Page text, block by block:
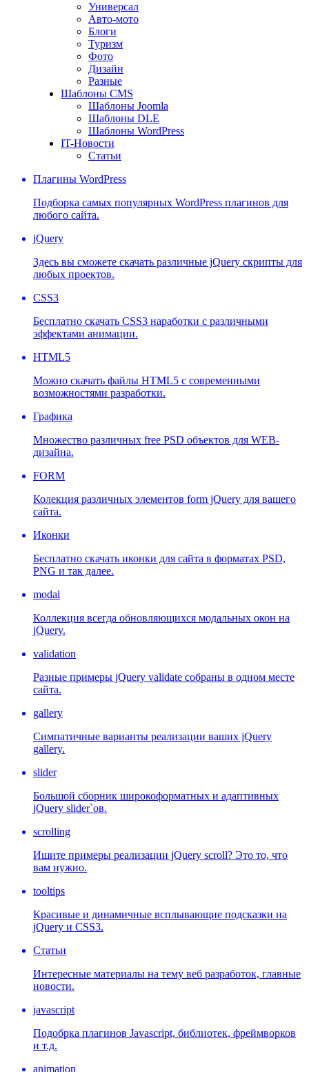
Универсал
Авто-мото
Блоги
Туризм
Фото
Дизайн
Разные
Шаблоны CMS
Шаблоны Joomla
Шаблоны DLE
Шаблоны WordPress
IT-Новости
Статьи
Плагины WordPress
Подборка самых популярных WordPress плагинов для
любого сайта.
jQuery
Здесь вы сможете скачать различные jQuery скрипты для
любых проектов.
CSS3
Бесплатно скачать CSS3 наработки с различными
эффектами анимации.
HTML5
Можно скачать файлы HTML5 с современными
возможностями разработки.
Графика
Множество различных free PSD объектов для WEB-
дизайна.
FORM
Колекция различных элементов form jQuery для вашего
сайта.
Иконки
Бесплатно скачать иконки для сайта в форматах PSD,
PNG и так далее.
modal
Коллекция всегда обновляющихся модальных окон на
jQuery.
validation
Разные примеры jQuery validate собраны в одном месте
сайта.
gallery
Симпатичные варианты реализации ваших jQuery
gallery.
slider
Большой сборник широкоформатных и адаптивных
jQuery slider`ов.
scrolling
Ишите примеры реализации jQuery scroll? Это то, что
вам нужно.
tooltips
Красивые и динамичные всплывающие подсказки на
jQuery и CSS3.
Статьи
Интересные материалы на тему веб разработок, главные
новости.
javascript
Подобрка плагинов Javascript, библиотек, фреймворков
и т.д.
animation